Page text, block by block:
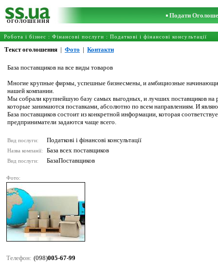
ОГОЛОШЕННЯ
Подати
Робота і бізнес : Фінансові послуги : Податкові і фінансові консультації
Текст оголошення | Фото | Контакти
База поставщиков на все виды товаров
Многие крупные фирмы, успешные бизнесмены, и амбициозные
нашей компании.
Мы собрали крупнейшую базу самых выгодных, и лучших поставщиков на
которые занимаются поставками, абсолютно по всем направлениям. И
База поставщиков состоит из конкретной информации, которая
предприниматели задаются чаще всего.
Вид послуги: Податкові і фінансові консультації
Назва компанії: База всех поставщиков
Вид послуги: БазаПоставщиков
Фото:
Телефон: (098)005-67-99